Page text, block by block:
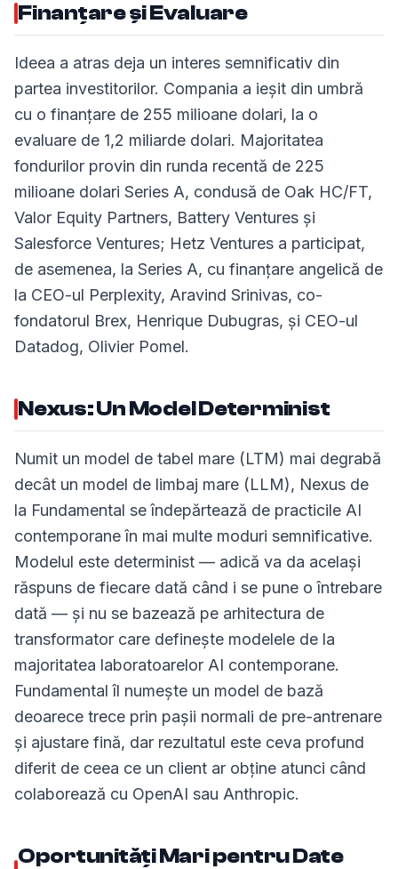
Finanțare și Evaluare
Ideea a atras deja un interes semnificativ din
partea investitorilor. Compania a ieșit din umbră
cu o finanțare de 255 milioane dolari, la o
evaluare de 1,2 miliarde dolari. Majoritatea
fondurilor provin din runda recentă de 225
milioane dolari Series A, condusă de Oak HC/FT,
Valor Equity Partners, Battery Ventures și
Salesforce Ventures; Hetz Ventures a participat,
de asemenea, la Series A, cu finanțare angelică de
la CEO-ul Perplexity, Aravind Srinivas, co-
fondatorul Brex, Henrique Dubugras, și CEO-ul
Datadog, Olivier Pomel.
Nexus: Un Model Determinist
Numit un model de tabel mare (LTM) mai degrabă
decât un model de limbaj mare (LLM), Nexus de
la Fundamental se îndepărtează de practicile AI
contemporane în mai multe moduri semnificative.
Modelul este determinist — adică va da același
răspuns de fiecare dată când i se pune o întrebare
dată — și nu se bazează pe arhitectura de
transformator care definește modelele de la
majoritatea laboratoarelor AI contemporane.
Fundamental îl numește un model de bază
deoarece trece prin pașii normali de pre-antrenare
și ajustare fină, dar rezultatul este ceva profund
diferit de ceea ce un client ar obține atunci când
colaborează cu OpenAI sau Anthropic.
Oportunități Mari pentru Date